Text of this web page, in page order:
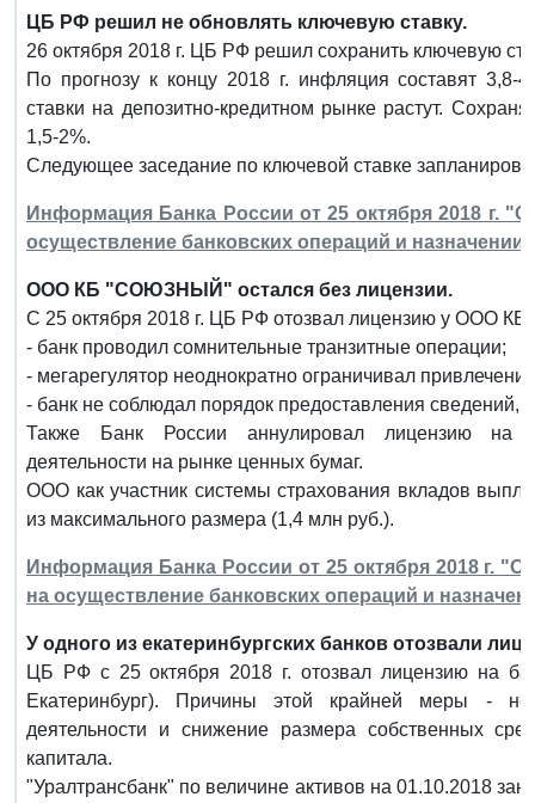
ЦБ РФ решил не обновлять ключевую ставку.
26 октября 2018 г. ЦБ РФ решил сохранить ключевую
По прогнозу к концу 2018 г. инфляция составят
ставки на депозитно-кредитном рынке растут.
1,5-2%.
Следующее заседание по ключевой ставке
Информация Банка России от 25 октября 2018
осуществление банковских операций и
ООО КБ "СОЮЗНЫЙ" остался без лицензии.
С 25 октября 2018 г. ЦБ РФ отозвал лицензию у ООО
- банк проводил сомнительные транзитные операции;
- мегарегулятор неоднократно ограничивал
- банк не соблюдал порядок предоставления сведений,
Также Банк России аннулировал лицензию на
деятельности на рынке ценных бумаг.
ООО как участник системы страхования вкладов
из максимального размера (1,4 млн руб.).
Информация Банка России от 25 октября 2018 г.
на осуществление банковских операций и
У одного из екатеринбургских банков отозвали
ЦБ РФ с 25 октября 2018 г. отозвал лицензию на
Екатеринбург). Причины этой крайней меры -
деятельности и снижение размера собственных
капитала.
"Уралтрансбанк" по величине активов на 01.10.2018